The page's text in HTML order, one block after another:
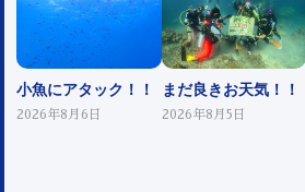
小魚にアタック！！
2026年8月6日
まだ良きお天気！！
2026年8月5日